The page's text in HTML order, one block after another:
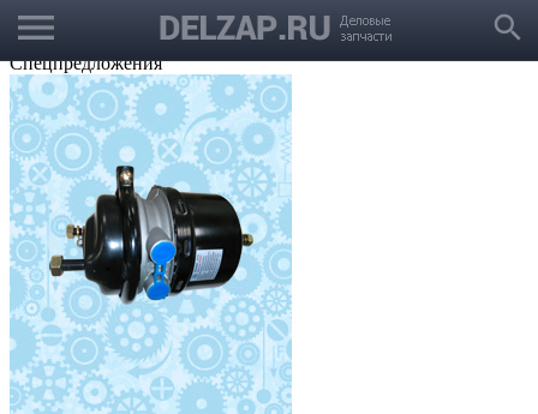
menu search
Выбрать город
Корзина
Заказать звонок
Спецпредложения